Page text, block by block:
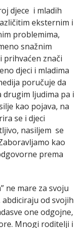
djece i mladih
eksternim i
problemima,
snažnim
prihvaćen znači
djeci i mladima
poručuje da
ljudima pa i
kao pojava, na
se i djeci
nasiljem se
kao
prema
ne mare za svoju
od svojih
one odgojne,
Mnogi roditelji i